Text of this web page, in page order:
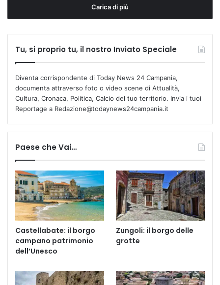
Carica di più
Tu, si proprio tu, il nostro Inviato Speciale
Diventa corrispondente di Today News 24 Campania,
documenta attraverso foto o video scene di Attualità,
Cultura, Cronaca, Politica, Calcio del tuo territorio. Invia i tuoi
Reportage a Redazione@todaynews24campania.it
Paese che Vai…
Castellabate: il borgo
campano patrimonio
dell’Unesco
Zungoli: il borgo delle
grotte